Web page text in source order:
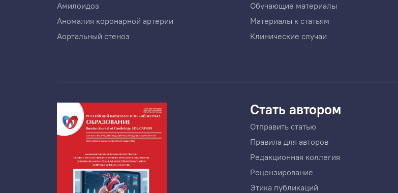
Амилоидоз
Аномалия коронарной артерии
Аортальный стеноз
Обучающие материалы
Материалы к статьям
Клинические случаи
Стать автором
Отправить статью
Правила для авторов
Редакционная коллегия
Рецензирование
Этика публикаций